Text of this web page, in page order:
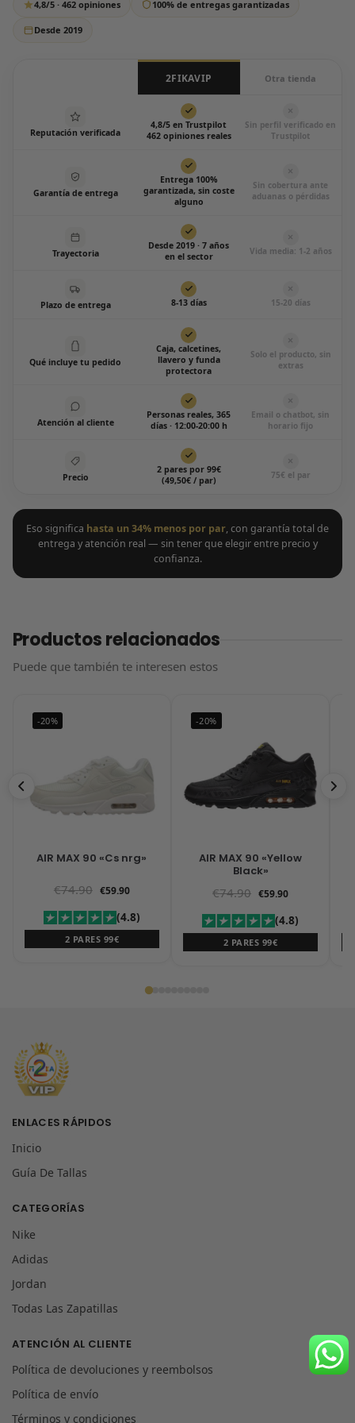
4,8/5 · 462 opiniones 100% de entregas garantizadas
Desde 2019
2FIKAVIP Otra tienda
Reputación verificada
4,8/5 en Trustpilot
462 opiniones reales
Sin perfil verificado en
Trustpilot
Garantía de entrega
Entrega 100%
garantizada, sin coste
alguno
Sin cobertura ante
aduanas o pérdidas
Trayectoria
Desde 2019 · 7 años
en el sector
Vida media: 1-2 años
Plazo de entrega 8-13 días 15-20 días
Qué incluye tu pedido
Caja, calcetines,
llavero y funda
protectora
Solo el producto, sin
extras
Atención al cliente
Personas reales, 365
días · 12:00-20:00 h
Email o chatbot, sin
horario fijo
Precio
2 pares por 99€
(49,50€ / par)
75€ el par
Eso significa hasta un 34% menos por par, con garantía total de
entrega y atención real — sin tener que elegir entre precio y
confianza.
Productos relacionados
Puede que también te interesen estos
-20%
AIR MAX 90 «Cs nrg»
€74.90 €59.90
(4.8)
2 PARES 99€
-20%
AIR MAX 90 «Yellow
Black»
€74.90 €59.90
(4.8)
2 PARES 99€
ENLACES RÁPIDOS
Inicio
Guía De Tallas
CATEGORÍAS
Nike
Adidas
Jordan
Todas Las Zapatillas
ATENCIÓN AL CLIENTE
Política de devoluciones y reembolsos
Política de envío
Términos y condiciones